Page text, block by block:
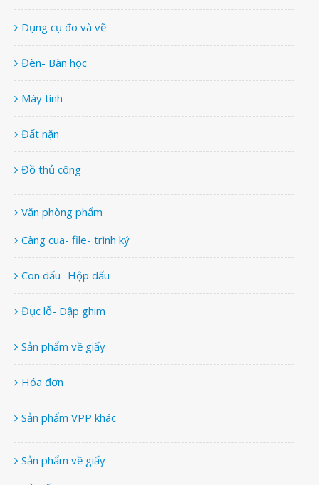
Dụng cụ đo và vẽ
Đèn- Bàn học
Máy tính
Đất nặn
Đồ thủ công
Văn phòng phẩm
Càng cua- file- trình ký
Con dấu- Hộp dấu
Đục lỗ- Dập ghim
Sản phẩm về giấy
Hóa đơn
Sản phẩm VPP khác
Sản phẩm về giấy